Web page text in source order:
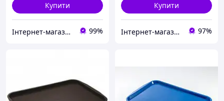
Купити
Інтернет-магазин "TUDOM" 99%
Купити
Інтернет-магазин"FANTIKI" 97%